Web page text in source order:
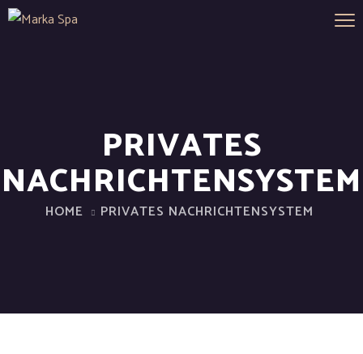
PRIVATES
NACHRICHTENSYSTEM
HOME PRIVATES NACHRICHTENSYSTEM